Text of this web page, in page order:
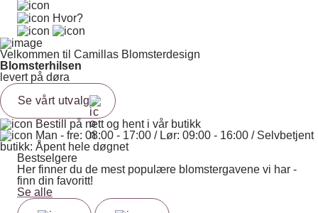
Hvor?
Velkommen til Camillas Blomsterdesign
Blomsterhilsen
levert på døra
Se vårt utvalg
Bestill på nett og hent i vår butikk
Man - fre: 08:00 - 17:00 / Lør: 09:00 - 16:00 / Selvbetjent
butikk: Åpent hele døgnet
Bestselgere
Her finner du de mest populære blomstergavene vi har -
finn din favoritt!
Se alle